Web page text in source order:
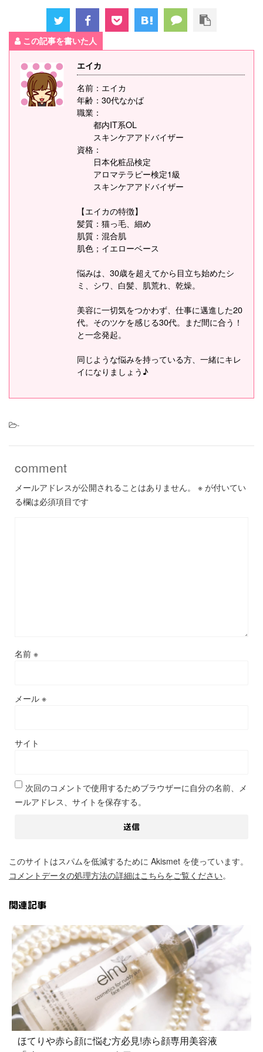
この記事を書いた人
エイカ
名前：エイカ
年齢：30代なかば
職業：
都内IT系OL
スキンケアアドバイザー
資格：
日本化粧品検定
アロマテラピー検定1級
スキンケアアドバイザー
【エイカの特徴】
髪質：猫っ毛、細め
肌質：混合肌
肌色；イエローベース
悩みは、30歳を超えてから目立ち始めたシ
ミ、シワ、白髪、肌荒れ、乾燥。
美容に一切気をつかわず、仕事に邁進した20
代。そのツケを感じる30代。まだ間に合う！
と一念発起。
同じような悩みを持っている方、一緒にキレ
イになりましょう♪
-
comment
メールアドレスが公開されることはありません。 ※ が付いてい
る欄は必須項目です
名前 ※
メール ※
サイト
次回のコメントで使用するためブラウザーに自分の名前、メ
ールアドレス、サイトを保存する。
このサイトはスパムを低減するために Akismet を使っています。
コメントデータの処理方法の詳細はこちらをご覧ください。
関連記事
ほてりや赤ら顔に悩む方必見!赤ら顔専用美容液